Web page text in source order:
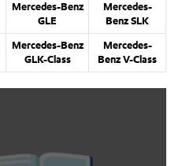
Mercedes-Benz
GLE
Mercedes-
Benz SLK
Mercedes-Benz
GLK-Class
Mercedes-
Benz V-Class